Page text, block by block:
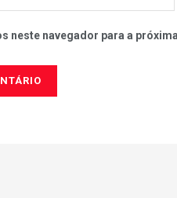
neste navegador para a